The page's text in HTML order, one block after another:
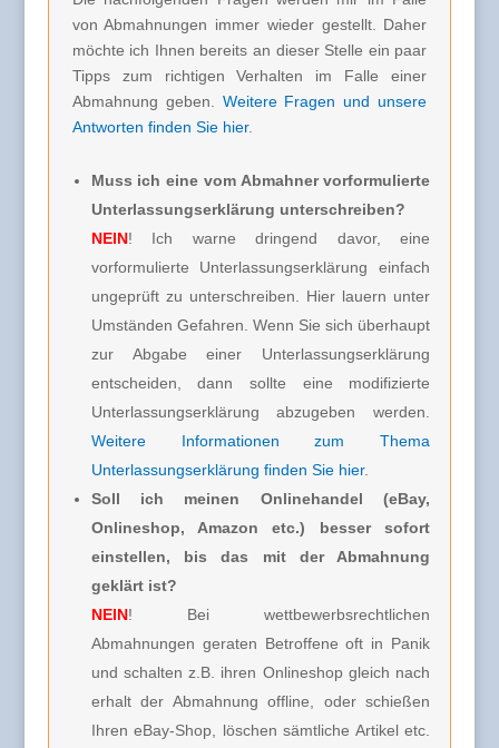
von Abmahnungen immer wieder gestellt. Daher
möchte ich Ihnen bereits an dieser Stelle ein paar
Tipps zum richtigen Verhalten im Falle einer
Abmahnung geben. Weitere Fragen und unsere
Antworten finden Sie hier.
Muss ich eine vom Abmahner vorformulierte
Unterlassungserklärung unterschreiben?
NEIN! Ich warne dringend davor, eine
vorformulierte Unterlassungserklärung einfach
ungeprüft zu unterschreiben. Hier lauern unter
Umständen Gefahren. Wenn Sie sich überhaupt
zur Abgabe einer Unterlassungserklärung
entscheiden, dann sollte eine modifizierte
Unterlassungserklärung abzugeben werden.
Weitere Informationen zum Thema
Unterlassungserklärung finden Sie hier.
Soll ich meinen Onlinehandel (eBay,
Onlineshop, Amazon etc.) besser sofort
einstellen, bis das mit der Abmahnung
geklärt ist?
NEIN! Bei wettbewerbsrechtlichen
Abmahnungen geraten Betroffene oft in Panik
und schalten z.B. ihren Onlineshop gleich nach
erhalt der Abmahnung offline, oder schießen
Ihren eBay-Shop, löschen sämtliche Artikel etc.